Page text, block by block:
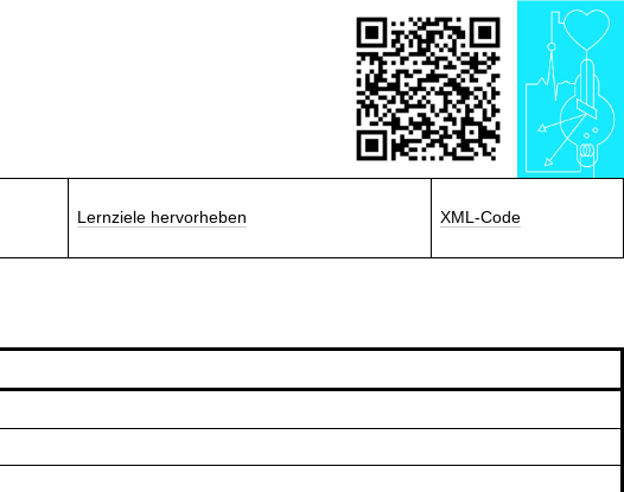
Lernziele hervorheben XML-Code